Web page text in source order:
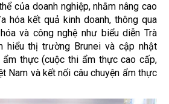
của doanh nghiệp, nhằm nâng cao
hóa kết quả kinh doanh, thông qua
và công nghệ như biểu diễn Trà
hiểu thị trường Brunei và cập nhật
ẩm thực (cuộc thi ẩm thực cao cấp,
Nam và kết nối câu chuyện ẩm thực